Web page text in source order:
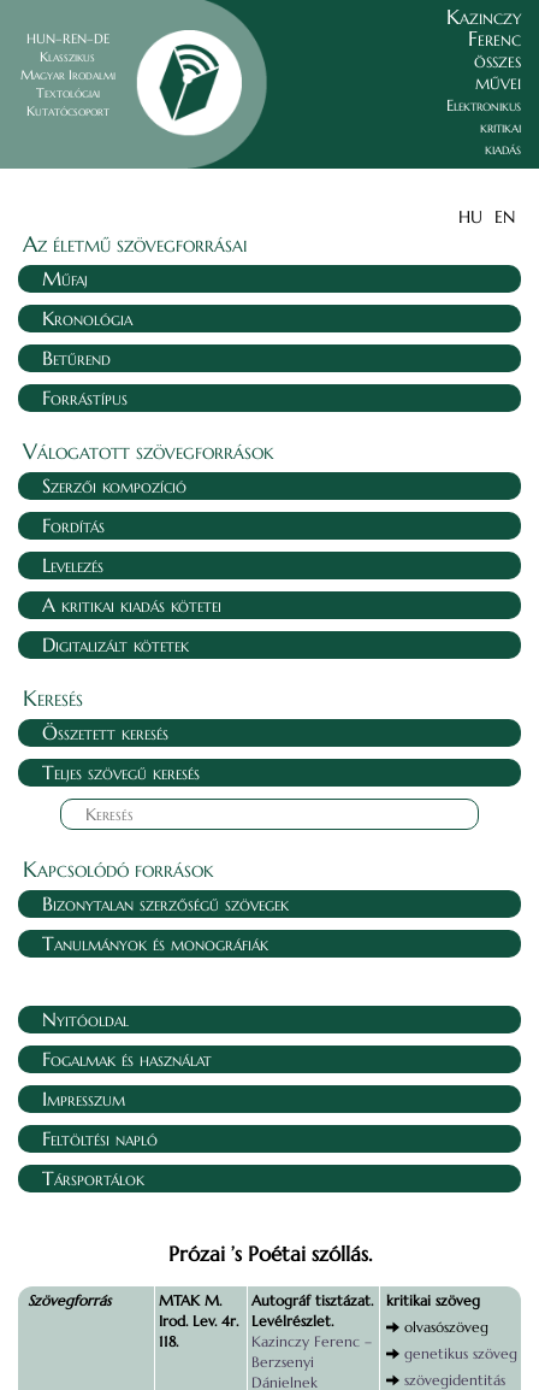
HUN–REN–DE
Klasszikus
Magyar Irodalmi
Textológiai
Kutatócsoport
Kazinczy
Ferenc
összes
művei
Elektronikus
kritikai
kiadás
HU EN
Az életmű szövegforrásai
Műfaj
Kronológia
Betűrend
Forrástípus
Válogatott szövegforrások
Szerzői kompozíció
Fordítás
Levelezés
A kritikai kiadás kötetei
Digitalizált kötetek
Keresés
Összetett keresés
Teljes szövegű keresés
Kapcsolódó források
Bizonytalan szerzőségű szövegek
Tanulmányok és monográfiák
Nyitóoldal
Fogalmak és használat
Impresszum
Feltöltési napló
Társportálok
Prózai ’s Poétai szóllás.
Szövegforrás
MTAK M.
Irod. Lev. 4r.
118.
Autográf tisztázat.
Levélrészlet.
Kazinczy Ferenc –
Berzsenyi
Dánielnek
kritikai szöveg
olvasószöveg
genetikus szöveg
szövegidentitás